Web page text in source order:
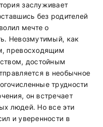
заслуживает
без родителей
мечте о
Невозмутимый, как
превосходящим
достойным
в необычное
трудности
он встречает
людей. Но все эти
и уверенности в